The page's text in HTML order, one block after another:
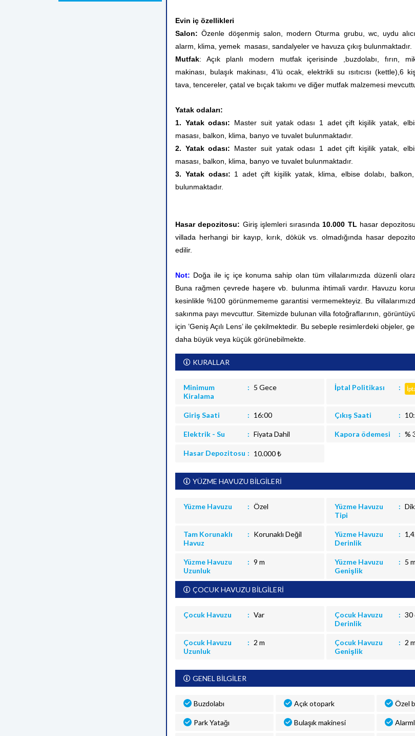
Evin iç özellikleri
Salon:Özenle döşenmiş salon, modern Oturma grubu, wc, uydu
alarm, klima, yemek masası, sandalyeler ve havuza çıkış bulunmaktadır.
Mutfak: Açık planlı modern mutfak içerisinde ,buzdolabı, fırın,
makinası, bulaşık makinası, 4’lü ocak, elektrikli su ısıtıcısı (kettle),6
tava, tencereler, çatal ve bıçak takımı ve diğer mutfak malzemesi
Yatak odaları:
1. Yatak odası: Master suit yatak odası 1 adet çift kişilik yatak,
masası, balkon, klima, banyo ve tuvalet bulunmaktadır.
2. Yatak odası: Master suit yatak odası 1 adet çift kişilik yatak,
masası, balkon, klima, banyo ve tuvalet bulunmaktadır.
3. Yatak odası: 1 adet çift kişilik yatak, klima, elbise dolabı,
bulunmaktadır.
Hasar depozitosu: Giriş işlemleri sırasında 10.000 TL hasar
villada herhangi bir kayıp, kırık, dökük vs. olmadığında hasar
edilir.
Not: Doğa ile iç içe konuma sahip olan tüm villalarımızda düzenli
Buna rağmen çevrede haşere vb. bulunma ihtimali vardır. Havuzu
kesinlikle %100 görünmememe garantisi vermemekteyiz. Bu
sakınma payı mevcuttur. Sitemizde bulunan villa fotoğraflarının,
için ’Geniş Açılı Lens’ ile çekilmektedir. Bu sebeple resimlerdeki objeler,
daha büyük veya küçük görünebilmekte.
KURALLAR
Minimum
Kiralama
5 Gece İptal Politikası
Giriş Saati 16:00 Çıkış Saati
Elektrik - Su Fiyata Dahil Kapora ödemesi %
Hasar Depozitosu 10.000 ₺
YÜZME HAVUZU BİLGİLERİ
Yüzme Havuzu Özel
Yüzme Havuzu
Tipi
Tam Korunaklı
Havuz
Korunaklı Değil
Yüzme Havuzu
Derinlik
Yüzme Havuzu
Uzunluk
9 m
Yüzme Havuzu
Genişlik
5 m
ÇOCUK HAVUZU BİLGİLERİ
Çocuk Havuzu Var
Çocuk Havuzu
Derinlik
30
Çocuk Havuzu
Uzunluk
2 m
Çocuk Havuzu
Genişlik
2 m
GENEL BİLGİLER
Buzdolabı Açık otopark Özel
Park Yatağı Bulaşık makinesi